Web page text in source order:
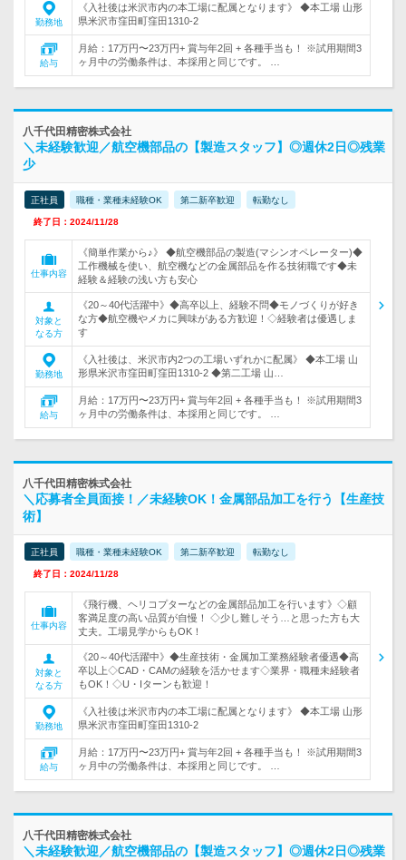
勤務地
《入社後は米沢市内の本工場に配属となります》 ◆本工場 山形
県米沢市窪田町窪田1310-2
給与
月給：17万円〜23万円+ 賞与年2回 + 各種手当も！ ※試用期間3
ヶ月中の労働条件は、本採用と同じです。 …
八千代田精密株式会社
＼未経験歓迎／航空機部品の【製造スタッフ】◎週休2日◎残業
少
正社員 職種・業種未経験OK 第二新卒歓迎 転勤なし
終了日：2024/11/28
仕事内容
《簡単作業から♪》 ◆航空機部品の製造(マシンオペレーター)◆
工作機械を使い、航空機などの金属部品を作る技術職です◆未
経験＆経験の浅い方も安心
対象と
なる方
《20～40代活躍中》◆高卒以上、経験不問◆モノづくりが好き
な方◆航空機やメカに興味がある方歓迎！◇経験者は優遇しま
す
勤務地
《入社後は、米沢市内2つの工場いずれかに配属》 ◆本工場 山
形県米沢市窪田町窪田1310-2 ◆第二工場 山…
給与
月給：17万円〜23万円+ 賞与年2回 + 各種手当も！ ※試用期間3
ヶ月中の労働条件は、本採用と同じです。 …
八千代田精密株式会社
＼応募者全員面接！／未経験OK！金属部品加工を行う【生産技
術】
正社員 職種・業種未経験OK 第二新卒歓迎 転勤なし
終了日：2024/11/28
仕事内容
《飛行機、ヘリコプターなどの金属部品加工を行います》◇顧
客満足度の高い品質が自慢！ ◇少し難しそう…と思った方も大
丈夫。工場見学からもOK！
対象と
なる方
《20～40代活躍中》◆生産技術・金属加工業務経験者優遇◆高
卒以上◇CAD・CAMの経験を活かせます◇業界・職種未経験者
もOK！◇U・Iターンも歓迎！
勤務地
《入社後は米沢市内の本工場に配属となります》 ◆本工場 山形
県米沢市窪田町窪田1310-2
給与
月給：17万円〜23万円+ 賞与年2回 + 各種手当も！ ※試用期間3
ヶ月中の労働条件は、本採用と同じです。 …
八千代田精密株式会社
＼未経験歓迎／航空機部品の【製造スタッフ】◎週休2日◎残業